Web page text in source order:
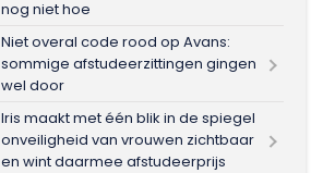
nog niet hoe
Niet overal code rood op Avans:
sommige afstudeerzittingen gingen
wel door
Iris maakt met één blik in de spiegel
onveiligheid van vrouwen zichtbaar
en wint daarmee afstudeerprijs